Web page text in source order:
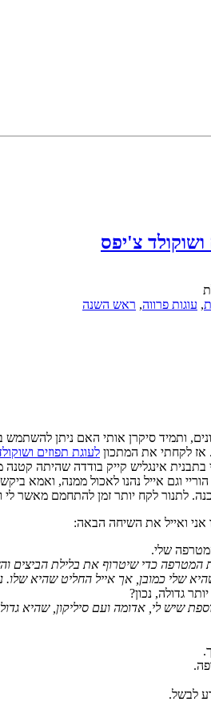
ושוקולד צ'יפס
, עוגות פרווה, ראש השנה
ותמיד סיקרן אותי האם ניתן להשתמש
אז לקחתי את המתכון לעוגת תפוזים
אינגליש קייק בודדה שהיתה קטנה
וגם אייל נהנו לאכול ממנה, ואמא
לתנור לקח יותר זמן להתחמם מאשר לי
אני ואייל את השיחה הבאה:
שלי.
המטרפה כדי שיטרוף את בלילת הביצים
שלי כמובן, אך אייל החליט שהיא שלו.
גדולה, נכון?
שיש לי, אדומה ועם סיליקון, שהיא
לבשל.